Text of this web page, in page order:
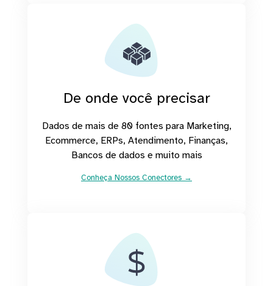
De onde você precisar
Dados de mais de 80 fontes para Marketing,
Ecommerce, ERPs, Atendimento, Finanças,
Bancos de dados e muito mais
Conheça Nossos Conectores →